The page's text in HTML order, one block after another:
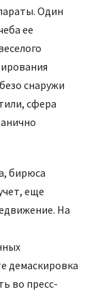
Один
ее
снаружи
сфера
бирюса
еще
На
демаскировка
во пресс-